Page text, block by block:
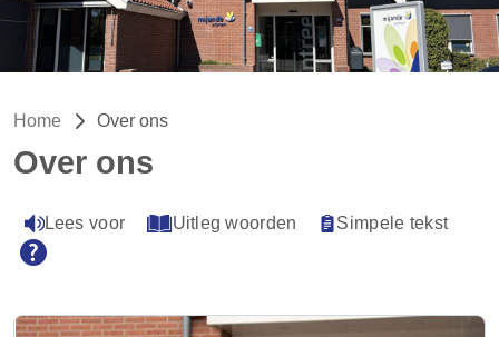
Home Over ons
Over ons
Lees voor Uitleg woorden Simpele tekst